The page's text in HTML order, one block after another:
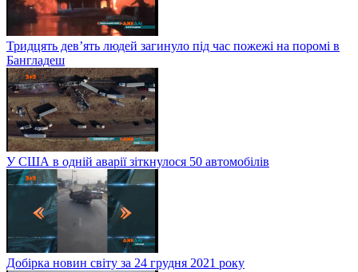
Тридцять дев’ять людей загинуло під час пожежі на поромі в
Бангладеш
У США в одній аварії зіткнулося 50 автомобілів
Добірка новин світу за 24 грудня 2021 року